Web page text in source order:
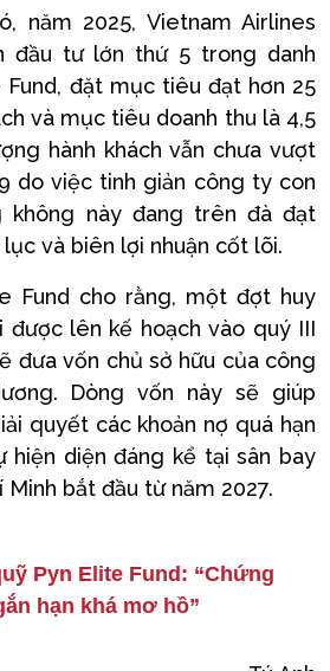
năm 2025, Vietnam Airlines
đầu tư lớn thứ 5 trong danh
đặt mục tiêu đạt hơn 25
và mục tiêu doanh thu là 4,5
hành khách vẫn chưa vượt
do việc tinh giản công ty con
không này đang trên đà đạt
và biên lợi nhuận cốt lõi.
Fund cho rằng, một đợt huy
được lên kế hoạch vào quý III
đưa vốn chủ sở hữu của công
Dòng vốn này sẽ giúp
quyết các khoản nợ quá hạn
hiện diện đáng kể tại sân bay
Minh bắt đầu từ năm 2027.
Pyn Elite Fund: “Chứng
hạn khá mơ hồ”